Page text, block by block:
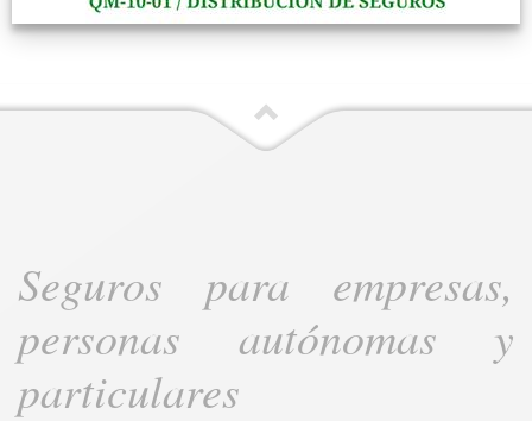
Seguros para empresas,
personas autónomas y
particulares